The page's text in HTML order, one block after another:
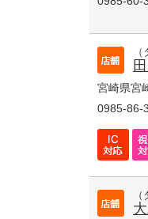
（
宮崎県宮
0985-86-